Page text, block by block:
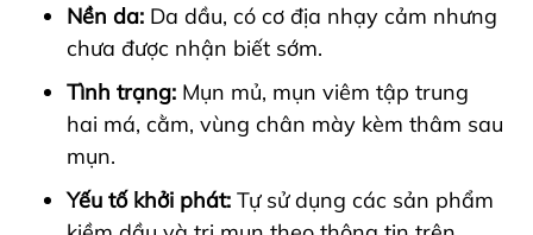
Nền da: Da dầu, có cơ địa nhạy cảm nhưng
chưa được nhận biết sớm.
Tình trạng: Mụn mủ, mụn viêm tập trung
hai má, cằm, vùng chân mày kèm thâm sau
mụn.
Yếu tố khởi phát: Tự sử dụng các sản phẩm